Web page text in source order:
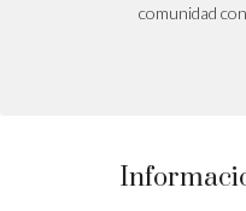
comunidad